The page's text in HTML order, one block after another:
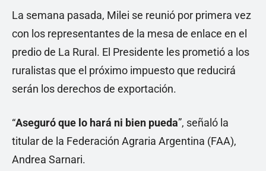
La semana pasada, Milei se reunió por primera vez
con los representantes de la mesa de enlace en el
predio de La Rural. El Presidente les prometió a los
ruralistas que el próximo impuesto que reducirá
serán los derechos de exportación.
“Aseguró que lo hará ni bien pueda”, señaló la
titular de la Federación Agraria Argentina (FAA),
Andrea Sarnari.